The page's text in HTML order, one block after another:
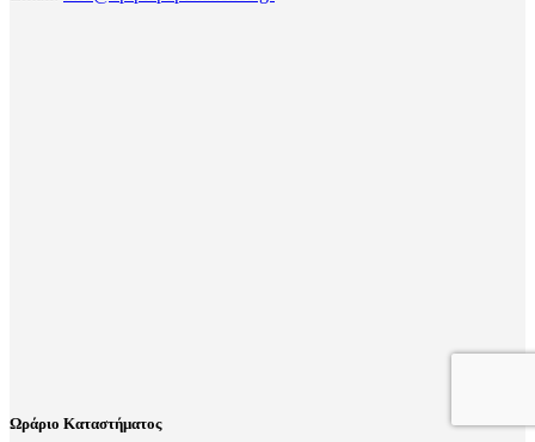
Ωράριο Καταστήματος